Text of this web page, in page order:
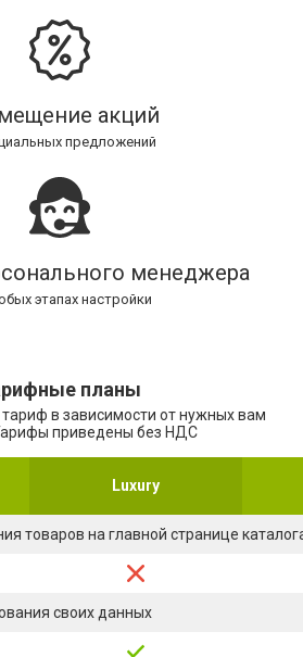
акций
предложений
менеджера
этапах настройки
планы
в зависимости от нужных вам
приведены без НДС
Luxury
товаров на главной странице
своих данных